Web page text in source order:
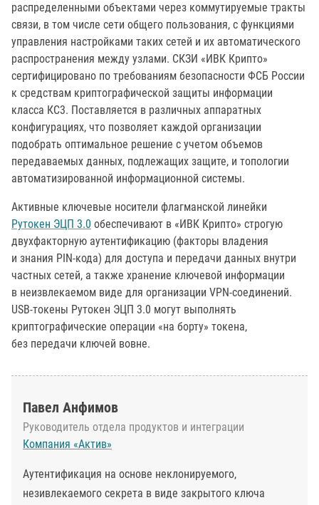
распределенными объектами через коммутируемые тракты
связи, в том числе сети общего пользования, с функциями
управления настройками таких сетей и их автоматического
распространения между узлами. СКЗИ «ИВК Крипто»
сертифицировано по требованиям безопасности ФСБ России
к средствам криптографической защиты информации
класса КС3. Поставляется в различных аппаратных
конфигурациях, что позволяет каждой организации
подобрать оптимальное решение с учетом объемов
передаваемых данных, подлежащих защите, и топологии
автоматизированной информационной системы.
Активные ключевые носители флагманской линейки
Рутокен ЭЦП 3.0 обеспечивают в «ИВК Крипто» строгую
двухфакторную аутентификацию (факторы владения
и знания PIN-кода) для доступа и передачи данных внутри
частных сетей, а также хранение ключевой информации
в неизвлекаемом виде для организации VPN-соединений.
USB-токены Рутокен ЭЦП 3.0 могут выполнять
криптографические операции «на борту» токена,
без передачи ключей вовне.
Павел Анфимов
Руководитель отдела продуктов и интеграции
Компания «Актив»
Аутентификация на основе неклонируемого,
незивлекаемого секрета в виде закрытого ключа